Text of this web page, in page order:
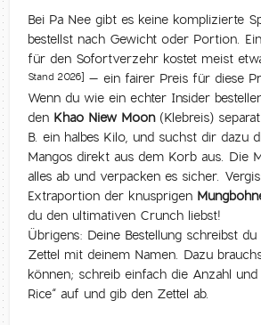
Bei Pa Nee gibt es keine komplizierte
bestellst nach Gewicht oder Portion.
für den Sofortverzehr kostet meist
Stand 2026]
– ein fairer Preis für diese
Wenn du wie ein echter Insider
den Khao Niew Moon(Klebreis)
B. ein halbes Kilo, und suchst dir dazu
Mangos direkt aus dem Korb aus. Die
alles ab und verpacken es sicher.
Extraportion der knusprigen
du den ultimativen Crunch liebst!
Übrigens: Deine Bestellung schreibst
Zettel mit deinem Namen. Dazu
können; schreib einfach die Anzahl und
Rice“ auf und gib den Zettel ab.